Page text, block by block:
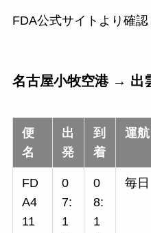
FDA公式サイトより確認
名古屋小牧空港 → 出
便
名
出
発
到
着
運航
FD
A4
11
0
7:
1
0
8:
1
毎日